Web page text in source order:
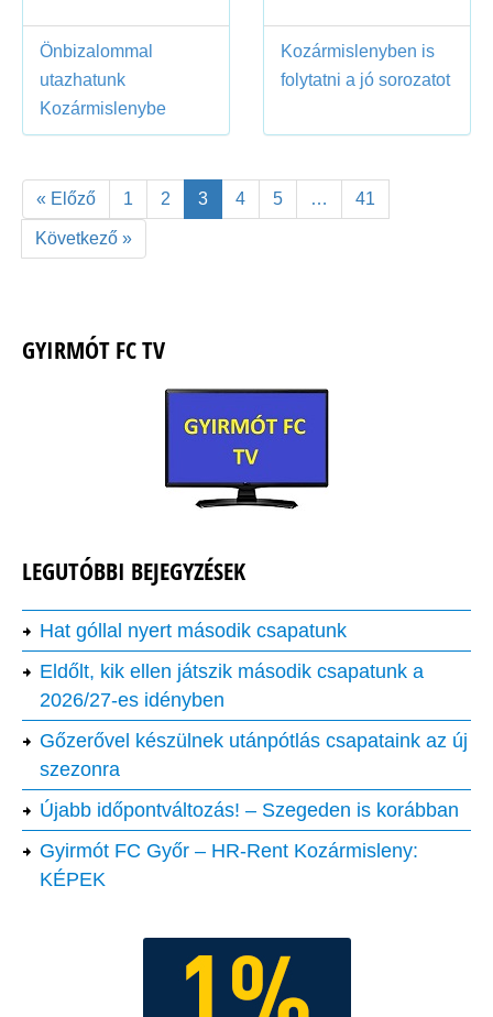
Önbizalommal
utazhatunk
Kozármislenybe
Kozármislenyben is
folytatni a jó sorozatot
« Előző 1 2 3 4 5 … 41
Következő »
GYIRMÓT FC TV
LEGUTÓBBI BEJEGYZÉSEK
Hat góllal nyert második csapatunk
Eldőlt, kik ellen játszik második csapatunk a
2026/27-es idényben
Gőzerővel készülnek utánpótlás csapataink az új
szezonra
Újabb időpontváltozás! – Szegeden is korábban
Gyirmót FC Győr – HR-Rent Kozármisleny:
KÉPEK